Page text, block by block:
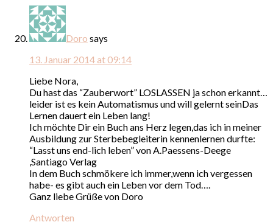
Doro says
13. Januar 2014 at 09:14
Liebe Nora,
Du hast das “Zauberwort” LOSLASSEN ja schon erkannt…
leider ist es kein Automatismus und will gelernt seinDas
Lernen dauert ein Leben lang!
Ich möchte Dir ein Buch ans Herz legen,das ich in meiner
Ausbildung zur Sterbebegleiterin kennenlernen durfte:
“Lasst uns end-lich leben” von A.Paessens-Deege
,Santiago Verlag
In dem Buch schmökere ich immer,wenn ich vergessen
habe- es gibt auch ein Leben vor dem Tod….
Ganz liebe Grüße von Doro
Antworten